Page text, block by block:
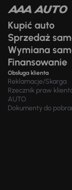
Kupić auto
Sprzedaż
Wymiana
Finansowanie
Obsługa klienta
Reklamacje/Skarga
Rzecznik praw
AUTO
Dokumenty do